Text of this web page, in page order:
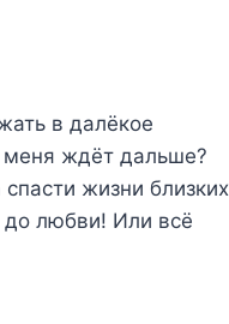
в далёкое
меня ждёт дальше?
жизни близких
до любви! Или всё